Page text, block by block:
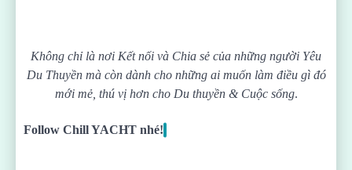
Không chỉ là nơi Kết nối và Chia sẻ của những người Yêu
Du Thuyền mà còn dành cho những ai muốn làm điều gì đó
mới mẻ, thú vị hơn cho Du thuyền & Cuộc sống.
Follow Chill YACHT nhé!